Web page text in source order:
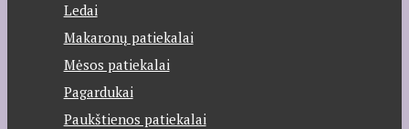
Ledai
Makaronų patiekalai
Mėsos patiekalai
Pagardukai
Paukštienos patiekalai